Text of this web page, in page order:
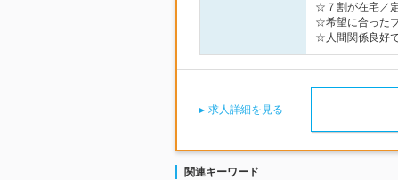
☆７割が在宅／
☆希望に合った
☆人間関係良好
求人詳細を見る
関連キーワード